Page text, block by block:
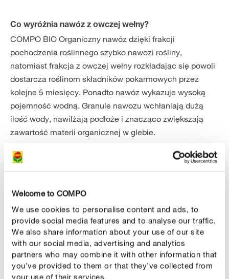
Welcome to COMPO
We use cookies to personalise content and ads, to
provide social media features and to analyse our traffic.
We also share information about your use of our site
with our social media, advertising and analytics
partners who may combine it with other information that
you’ve provided to them or that they’ve collected from
your use of their services.
Co wyróżnia nawóz z owczej wełny?
COMPO BIO Organiczny nawóz dzięki frakcji
pochodzenia roślinnego szybko nawozi rośliny,
natomiast frakcja z owczej wełny rozkładając się powoli
dostarcza roślinom składników pokarmowych przez
kolejne 5 miesięcy. Ponadto nawóz wykazuje wysoką
pojemność wodną. Granule nawozu wchłaniają dużą
ilość wody, nawilżają podłoże i znacząco zwiększają
zawartość materii organicznej w glebie.
Gdzie stosować?
Ogród W domu Balkon Szklarnia